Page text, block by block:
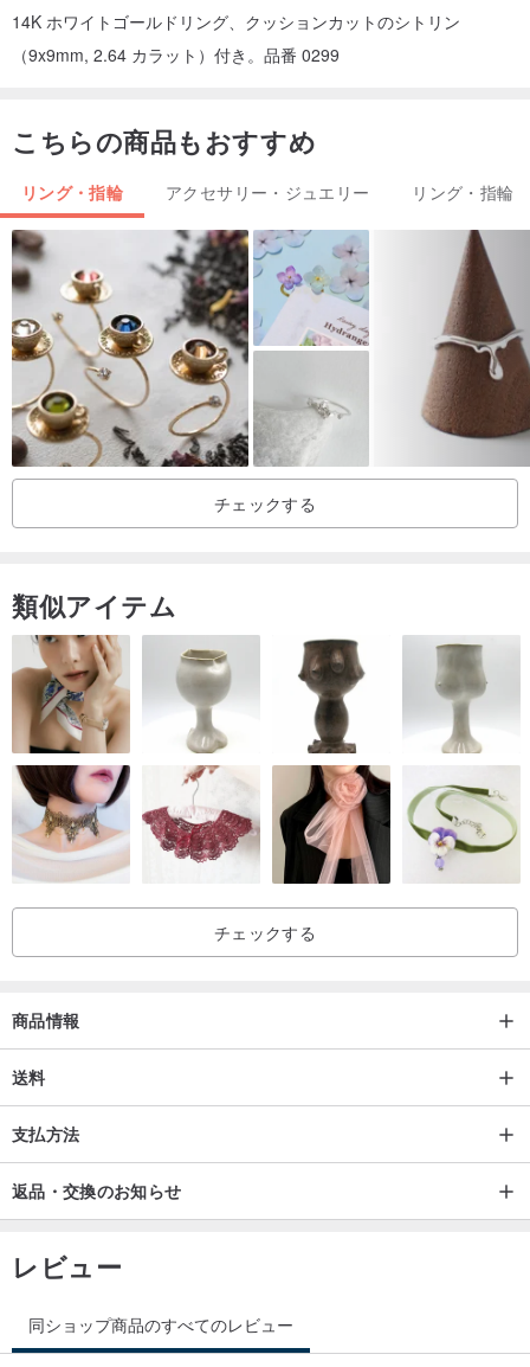
14K ホワイトゴールドリング、クッションカットのシトリン
（9x9mm, 2.64 カラット）付き。品番 0299
こちらの商品もおすすめ
リング・指輪 アクセサリー・ジュエリー リング・指輪
チェックする
類似アイテム
チェックする
商品情報
送料
支払方法
返品・交換のお知らせ
レビュー
同ショップ商品のすべてのレビュー